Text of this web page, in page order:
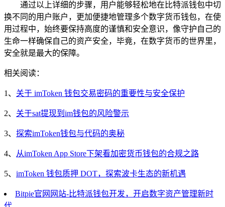
通过以上详细的步骤，用户能够轻松地在比特派钱包中切
换不同的用户账户，更加便捷地管理多个数字货币钱包，在使
用过程中，始终要保持高度的谨慎和安全意识，像守护自己的
生命一样确保自己的资产安全，毕竟，在数字货币的世界里，
安全就是最大的保障。
相关阅读：
1、 关于 imToken 钱包交易密码的重要性与安全保护
2、 关于sat提现到im钱包的风险警示
3、 探索imToken钱包与代码的奥秘
4、 从imToken App Store下架看加密货币钱包的合规之路
5、 imToken 钱包质押 DOT，探索波卡生态的新机遇
Bitpie官网网站-比特派钱包开发，开启数字资产管理新时